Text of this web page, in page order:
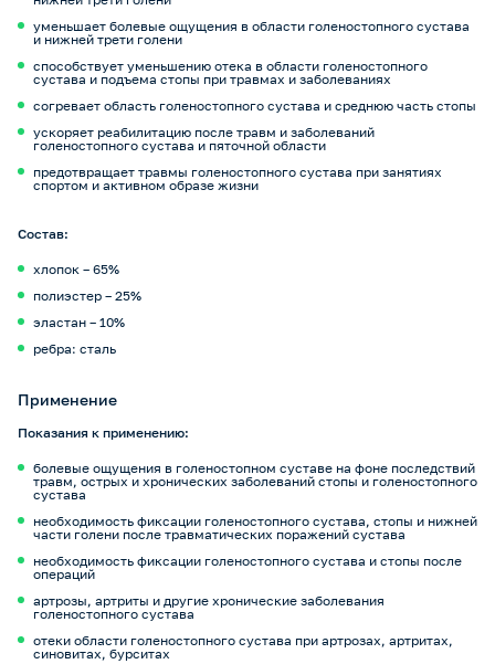
уменьшает болевые ощущения в области голеностопного сустава
и нижней трети голени
способствует уменьшению отека в области голеностопного
сустава и подъема стопы при травмах и заболеваниях
согревает область голеностопного сустава и среднюю часть стопы
ускоряет реабилитацию после травм и заболеваний
голеностопного сустава и пяточной области
предотвращает травмы голеностопного сустава при занятиях
спортом и активном образе жизни
Состав:
хлопок – 65%
полиэстер – 25%
эластан – 10%
ребра: сталь
Применение
Показания к применению:
болевые ощущения в голеностопном суставе на фоне последствий
травм, острых и хронических заболеваний стопы и голеностопного
сустава
необходимость фиксации голеностопного сустава, стопы и нижней
части голени после травматических поражений сустава
необходимость фиксации голеностопного сустава и стопы после
операций
артрозы, артриты и другие хронические заболевания
голеностопного сустава
отеки области голеностопного сустава при артрозах, артритах,
синовитах, бурситах